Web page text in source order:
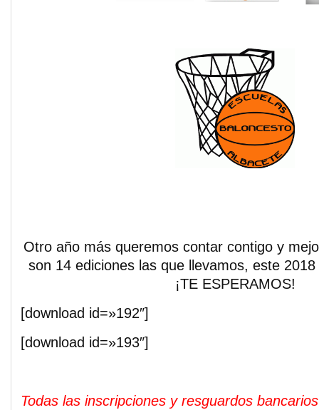
Otro año más queremos contar contigo y
son 14 ediciones las que llevamos, este
¡TE ESPERAMOS!
[download id=»192″]
[download id=»193″]
Todas las inscripciones y resguardos